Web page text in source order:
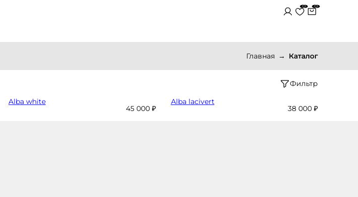
0 0
Главная Каталог
Фильтр
Alba white
45 000 ₽
Alba lacivert
38 000 ₽